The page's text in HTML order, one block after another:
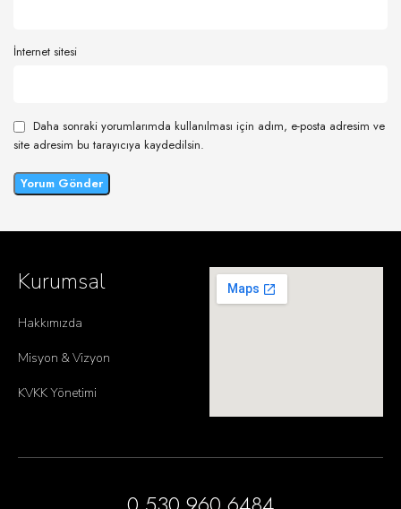
İnternet sitesi
Daha sonraki yorumlarımda kullanılması için adım, e-posta adresim ve
site adresim bu tarayıcıya kaydedilsin.
Kurumsal
Hakkımızda
Misyon & Vizyon
KVKK Yönetimi